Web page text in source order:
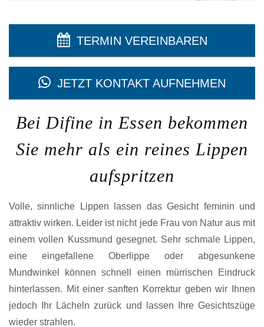
TERMIN VEREINBAREN
JETZT KONTAKT AUFNEHMEN
Bei Difine in Essen bekommen
Sie mehr als ein reines Lippen
aufspritzen
Volle, sinnliche Lippen lassen das Gesicht feminin und
attraktiv wirken. Leider ist nicht jede Frau von Natur aus mit
einem vollen Kussmund gesegnet. Sehr schmale Lippen,
eine eingefallene Oberlippe oder abgesunkene
Mundwinkel können schnell einen mürrischen Eindruck
hinterlassen. Mit einer sanften Korrektur geben wir Ihnen
jedoch Ihr Lächeln zurück und lassen Ihre Gesichtszüge
wieder strahlen.